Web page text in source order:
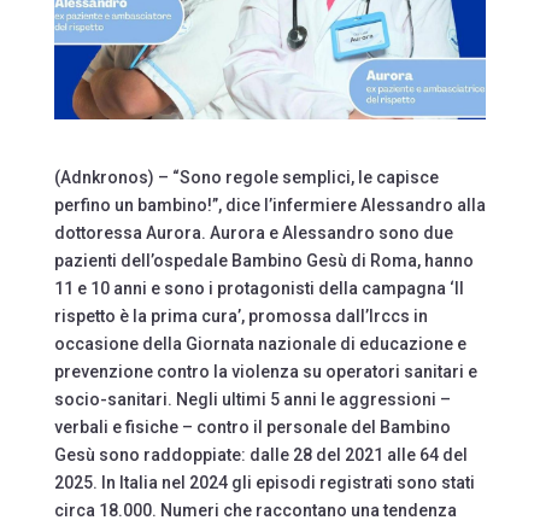
(Adnkronos) – “Sono regole semplici, le capisce
perfino un bambino!”, dice l’infermiere Alessandro alla
dottoressa Aurora. Aurora e Alessandro sono due
pazienti dell’ospedale Bambino Gesù di Roma, hanno
11 e 10 anni e sono i protagonisti della campagna ‘Il
rispetto è la prima cura’, promossa dall’Irccs in
occasione della Giornata nazionale di educazione e
prevenzione contro la violenza su operatori sanitari e
socio-sanitari. Negli ultimi 5 anni le aggressioni –
verbali e fisiche – contro il personale del Bambino
Gesù sono raddoppiate: dalle 28 del 2021 alle 64 del
2025. In Italia nel 2024 gli episodi registrati sono stati
circa 18.000. Numeri che raccontano una tendenza